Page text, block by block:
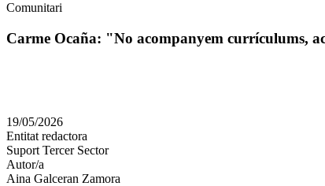
Àmbit
la
Comunitari
Carme Ocaña: "No acompanyem currículums,
en
altres
xarxes
socials
19/05/2026
Entitat redactora
Suport Tercer Sector
Autor/a
Aina Galceran Zamora